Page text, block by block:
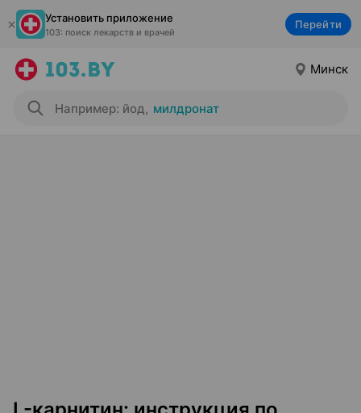
Установить приложение
103: поиск лекарств и врачей
Перейти
Минск
Например: йод, милдронат